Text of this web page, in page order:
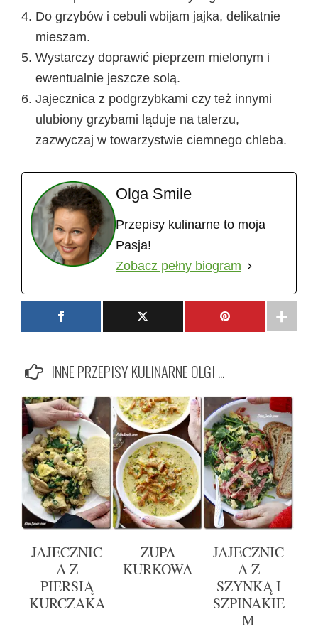
Do grzybów i cebuli wbijam jajka, delikatnie
mieszam.
Wystarczy doprawić pieprzem mielonym i
ewentualnie jeszcze solą.
Jajecznica z podgrzybkami czy też innymi
ulubiony grzybami ląduje na talerzu,
zazwyczaj w towarzystwie ciemnego chleba.
Olga Smile
Przepisy kulinarne to moja
Pasja!
Zobacz pełny biogram
INNE PRZEPISY KULINARNE OLGI ...
JAJECZNIC
A Z
PIERSIĄ
KURCZAKA
ZUPA
KURKOWA
JAJECZNIC
A Z
SZYNKĄ I
SZPINAKIE
M